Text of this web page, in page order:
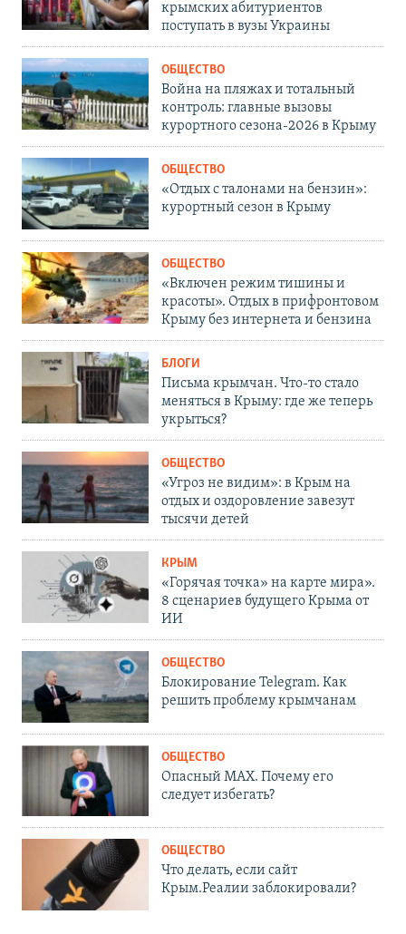
крымских абитуриентов
поступать в вузы Украины
ОБЩЕСТВО
Война на пляжах и тотальный
контроль: главные вызовы
курортного сезона-2026 в Крыму
ОБЩЕСТВО
«Отдых с талонами на бензин»:
курортный сезон в Крыму
ОБЩЕСТВО
«Включен режим тишины и
красоты». Отдых в прифронтовом
Крыму без интернета и бензина
БЛОГИ
Письма крымчан. Что-то стало
меняться в Крыму: где же теперь
укрыться?
ОБЩЕСТВО
«Угроз не видим»: в Крым на
отдых и оздоровление завезут
тысячи детей
КРЫМ
«Горячая точка» на карте мира».
8 сценариев будущего Крыма от
ИИ
ОБЩЕСТВО
Блокирование Telegram. Как
решить проблему крымчанам
ОБЩЕСТВО
Опасный MAX. Почему его
следует избегать?
ОБЩЕСТВО
Что делать, если сайт
Крым.Реалии заблокировали?